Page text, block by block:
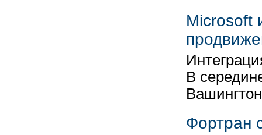
Microsoft
В
Фортран